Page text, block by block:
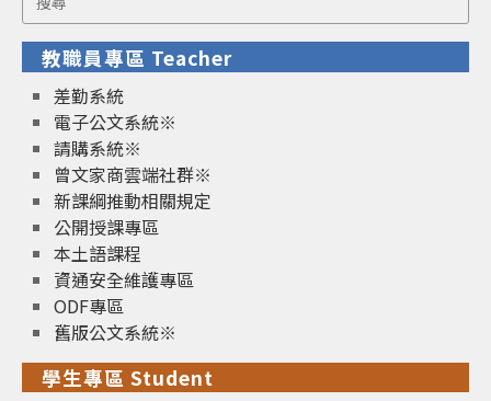
for:
教職員專區 Teacher
差勤系統
電子公文系統※
請購系統※
曾文家商雲端社群※
新課綱推動相關規定
公開授課專區
本土語課程
資通安全維護專區
ODF專區
舊版公文系統※
學生專區 Student